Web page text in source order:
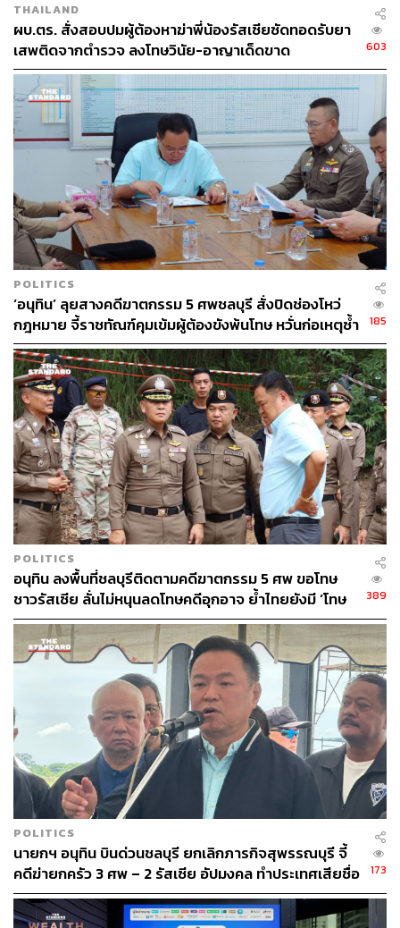
THE STANDARD WEALTH
สำนักข่าวเศรษฐกิจ ธุรกิจ และการลงทุน โดย
ทีมข่าว THE STANDARD
THAILAND
ผบ.ตร. สั่งสอบปมผู้ต้องหาฆ่าพี่น้องรัสเซียซัดทอดรับยา
เสพติดจากตำรวจ ลงโทษวินัย-อาญาเด็ดขาด
603
POLITICS
‘อนุทิน’ ลุยสางคดีฆาตกรรม 5 ศพชลบุรี สั่งปิดช่องโหว่
กฎหมาย จี้ราชทัณฑ์คุมเข้มผู้ต้องขังพ้นโทษ หวั่นก่อเหตุซ้ำ
รอย
185
POLITICS
อนุทิน ลงพื้นที่ชลบุรีติดตามคดีฆาตกรรม 5 ศพ ขอโทษ
ชาวรัสเซีย ลั่นไม่หนุนลดโทษคดีอุกอาจ ย้ำไทยยังมี ‘โทษ
ประหาร’
389
POLITICS
นายกฯ อนุทิน บินด่วนชลบุรี ยกเลิกภารกิจสุพรรณบุรี จี้
คดีฆ่ายกครัว 3 ศพ – 2 รัสเซีย อัปมงคล ทำประเทศเสียชื่อ
เสียง
173